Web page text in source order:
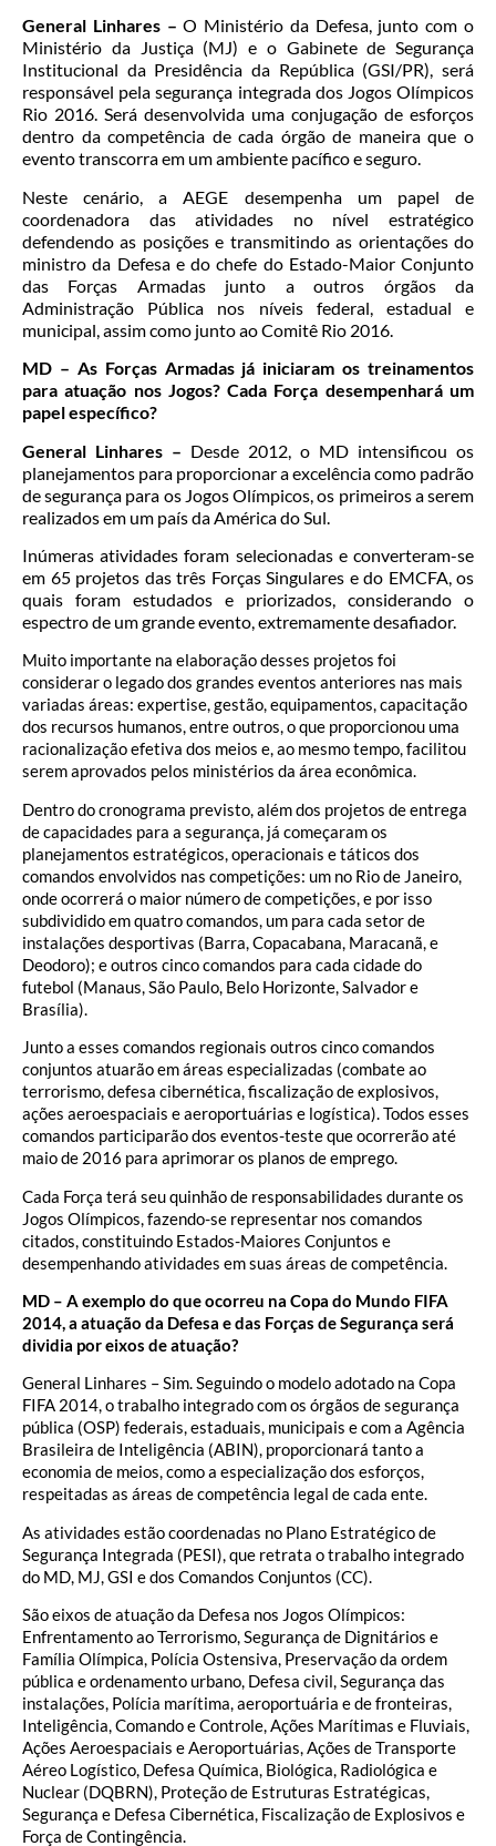
General Linhares – O Ministério da Defesa, junto com o
Ministério da Justiça (MJ) e o Gabinete de Segurança
Institucional da Presidência da República (GSI/PR), será
responsável pela segurança integrada dos Jogos Olímpicos
Rio 2016. Será desenvolvida uma conjugação de esforços
dentro da competência de cada órgão de maneira que o
evento transcorra em um ambiente pacífico e seguro.
Neste cenário, a AEGE desempenha um papel de
coordenadora das atividades no nível estratégico
defendendo as posições e transmitindo as orientações do
ministro da Defesa e do chefe do Estado-Maior Conjunto
das Forças Armadas junto a outros órgãos da
Administração Pública nos níveis federal, estadual e
municipal, assim como junto ao Comitê Rio 2016.
MD – As Forças Armadas já iniciaram os treinamentos
para atuação nos Jogos? Cada Força desempenhará um
papel específico?
General Linhares – Desde 2012, o MD intensificou os
planejamentos para proporcionar a excelência como padrão
de segurança para os Jogos Olímpicos, os primeiros a serem
realizados em um país da América do Sul.
Inúmeras atividades foram selecionadas e converteram-se
em 65 projetos das três Forças Singulares e do EMCFA, os
quais foram estudados e priorizados, considerando o
espectro de um grande evento, extremamente desafiador.
Muito importante na elaboração desses projetos foi
considerar o legado dos grandes eventos anteriores nas mais
variadas áreas: expertise, gestão, equipamentos, capacitação
dos recursos humanos, entre outros, o que proporcionou uma
racionalização efetiva dos meios e, ao mesmo tempo, facilitou
serem aprovados pelos ministérios da área econômica.
Dentro do cronograma previsto, além dos projetos de entrega
de capacidades para a segurança, já começaram os
planejamentos estratégicos, operacionais e táticos dos
comandos envolvidos nas competições: um no Rio de Janeiro,
onde ocorrerá o maior número de competições, e por isso
subdividido em quatro comandos, um para cada setor de
instalações desportivas (Barra, Copacabana, Maracanã, e
Deodoro); e outros cinco comandos para cada cidade do
futebol (Manaus, São Paulo, Belo Horizonte, Salvador e
Brasília).
Junto a esses comandos regionais outros cinco comandos
conjuntos atuarão em áreas especializadas (combate ao
terrorismo, defesa cibernética, fiscalização de explosivos,
ações aeroespaciais e aeroportuárias e logística). Todos esses
comandos participarão dos eventos-teste que ocorrerão até
maio de 2016 para aprimorar os planos de emprego.
Cada Força terá seu quinhão de responsabilidades durante os
Jogos Olímpicos, fazendo-se representar nos comandos
citados, constituindo Estados-Maiores Conjuntos e
desempenhando atividades em suas áreas de competência.
MD – A exemplo do que ocorreu na Copa do Mundo FIFA
2014, a atuação da Defesa e das Forças de Segurança será
dividia por eixos de atuação?
General Linhares – Sim. Seguindo o modelo adotado na Copa
FIFA 2014, o trabalho integrado com os órgãos de segurança
pública (OSP) federais, estaduais, municipais e com a Agência
Brasileira de Inteligência (ABIN), proporcionará tanto a
economia de meios, como a especialização dos esforços,
respeitadas as áreas de competência legal de cada ente.
As atividades estão coordenadas no Plano Estratégico de
Segurança Integrada (PESI), que retrata o trabalho integrado
do MD, MJ, GSI e dos Comandos Conjuntos (CC).
São eixos de atuação da Defesa nos Jogos Olímpicos:
Enfrentamento ao Terrorismo, Segurança de Dignitários e
Família Olímpica, Polícia Ostensiva, Preservação da ordem
pública e ordenamento urbano, Defesa civil, Segurança das
instalações, Polícia marítima, aeroportuária e de fronteiras,
Inteligência, Comando e Controle, Ações Marítimas e Fluviais,
Ações Aeroespaciais e Aeroportuárias, Ações de Transporte
Aéreo Logístico, Defesa Química, Biológica, Radiológica e
Nuclear (DQBRN), Proteção de Estruturas Estratégicas,
Segurança e Defesa Cibernética, Fiscalização de Explosivos e
Força de Contingência.